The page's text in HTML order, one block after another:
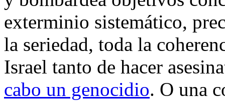
exterminio sistemático,
la seriedad, toda la
Israel tanto de hacer
cabo un genocidio. O una